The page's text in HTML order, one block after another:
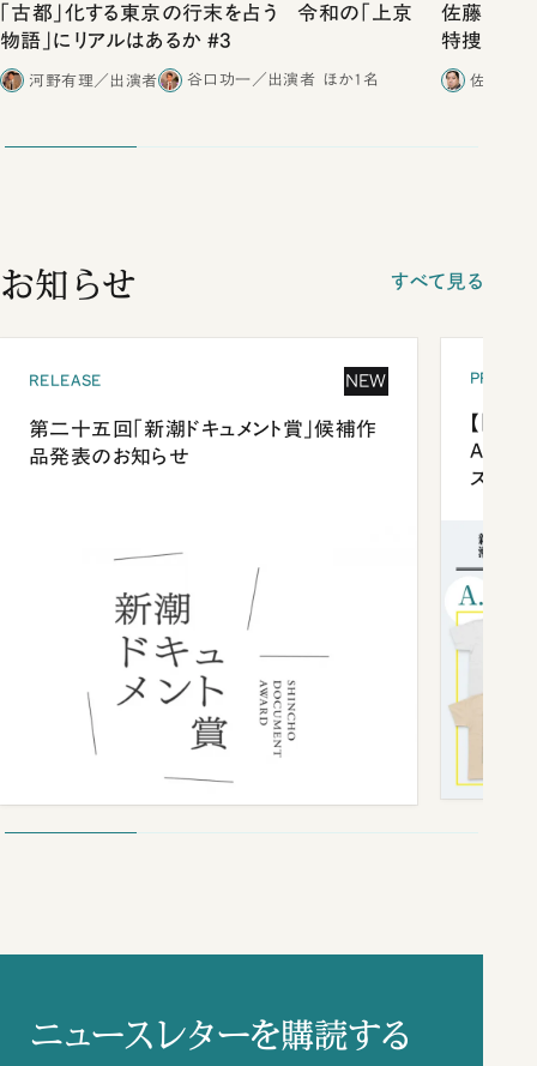
「古都」化する東京の行末を占う 令和の「上京
物語」にリアルはあるか #3
河野有理／出演者 谷口功一／出演者 ほか1名
佐藤優vs
特捜取調
合ったこと
佐藤優
お知らせ すべて見る
RELEASE NEW
第二十五回「新潮ドキュメント賞」候補作
品発表のお知らせ
【「新
ズプレ
ニュースレターを購読する